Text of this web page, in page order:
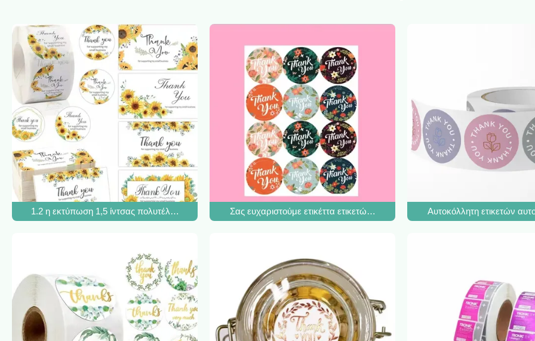
1.2 η εκτύπωση 1,5 ίντσας πολυτέλειας ετικετών αυτοκόλλητων ετικεττών σας ευχαριστεί καρδιά επιχειρησιακών
Σας ευχαριστούμε ετικέττα ετικετών αυτοκόλλητων ετικεττών δώρων
Αυτοκόλλητη ετικετών